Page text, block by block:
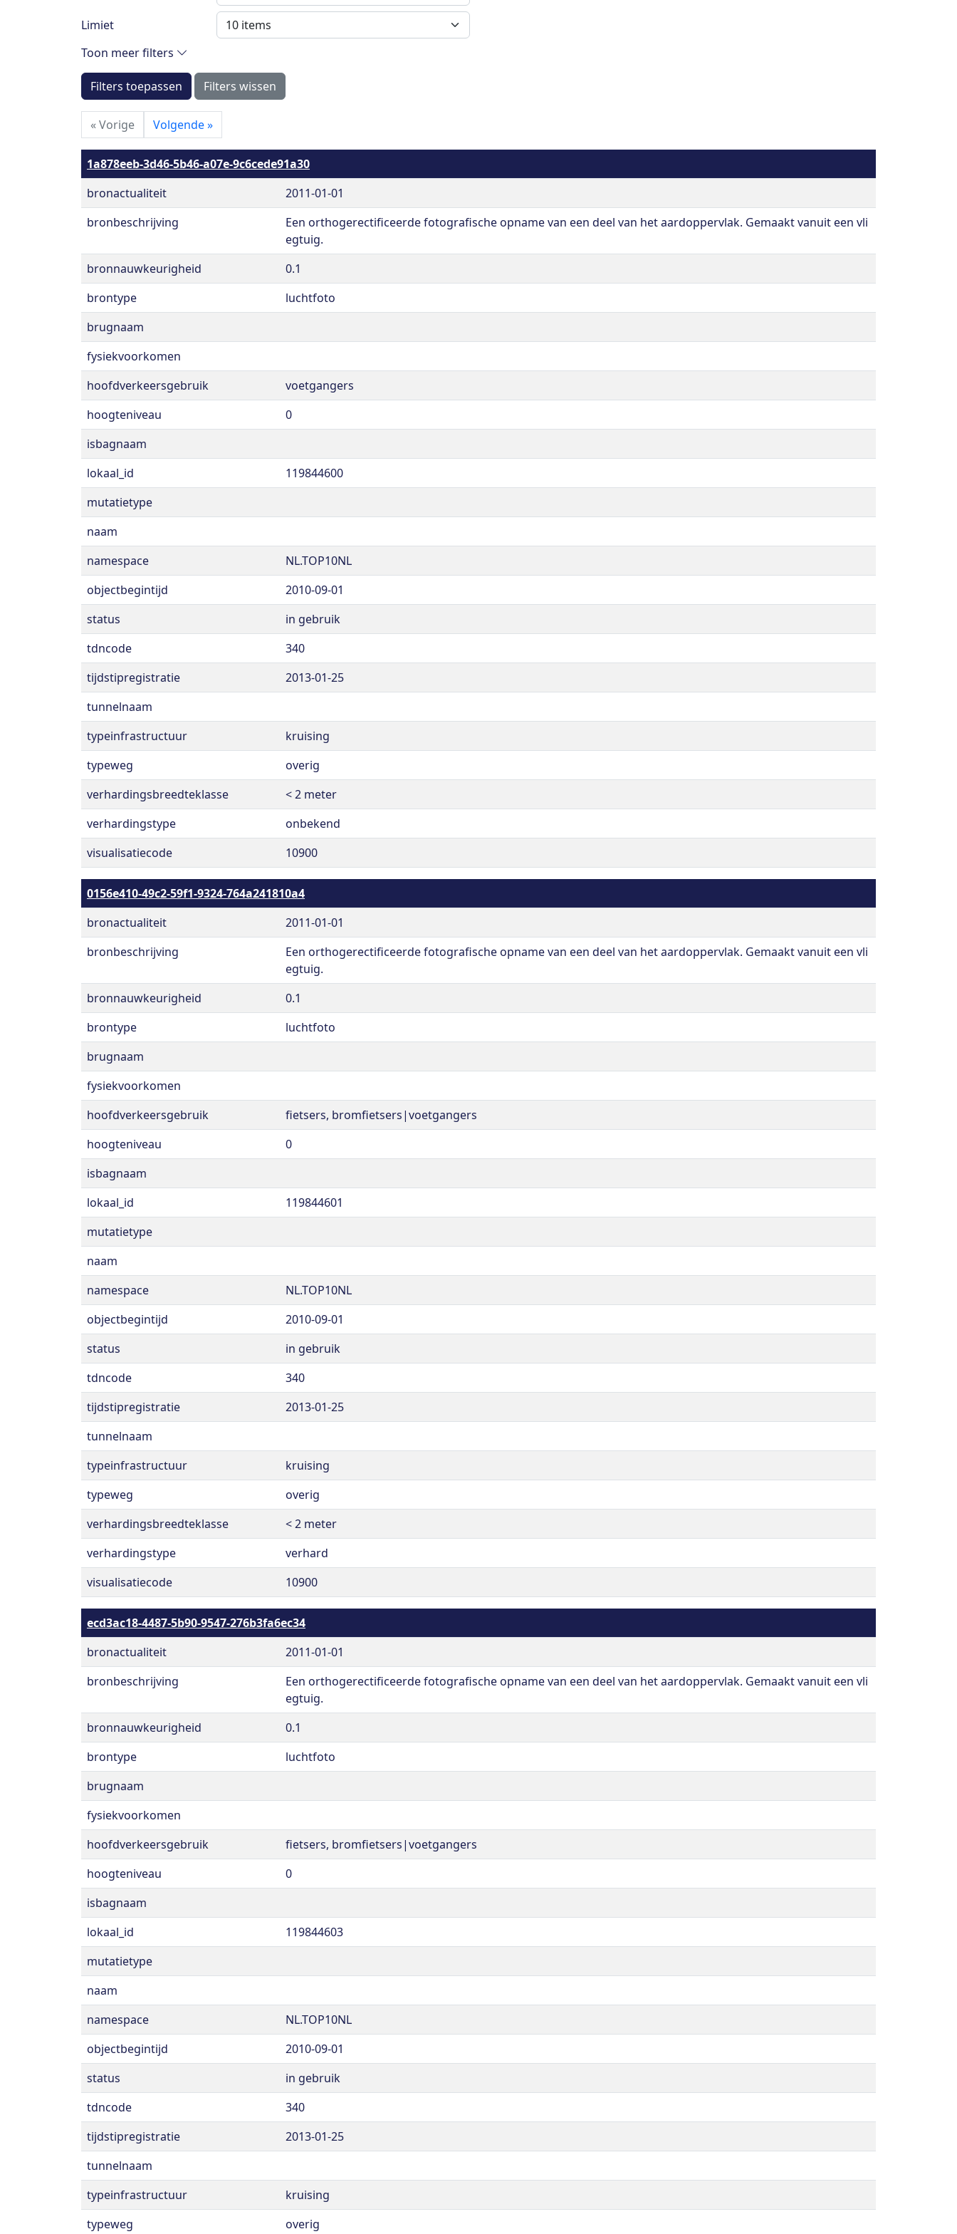
Limiet
Toon meer filters
Filters toepassen Filters wissen
«Vorige Volgende»
1a878eeb-3d46-5b46-a07e-9c6cede91a30
bronactualiteit
2011-01-01
bronbeschrijving
Een orthogerectificeerde fotografische opname van een deel van het aardoppervlak. Gemaakt vanuit een vli
egtuig.
bronnauwkeurigheid
0.1
brontype
luchtfoto
brugnaam
fysiekvoorkomen
hoofdverkeersgebruik
voetgangers
hoogteniveau
0
isbagnaam
lokaal_id
119844600
mutatietype
naam
namespace
NL.TOP10NL
objectbegintijd
2010-09-01
status
in gebruik
tdncode
340
tijdstipregistratie
2013-01-25
tunnelnaam
typeinfrastructuur
kruising
typeweg
overig
verhardingsbreedteklasse
< 2 meter
verhardingstype
onbekend
visualisatiecode
10900
0156e410-49c2-59f1-9324-764a241810a4
bronactualiteit
2011-01-01
bronbeschrijving
Een orthogerectificeerde fotografische opname van een deel van het aardoppervlak. Gemaakt vanuit een vli
egtuig.
bronnauwkeurigheid
0.1
brontype
luchtfoto
brugnaam
fysiekvoorkomen
hoofdverkeersgebruik
fietsers, bromfietsers|voetgangers
hoogteniveau
0
isbagnaam
lokaal_id
119844601
mutatietype
naam
namespace
NL.TOP10NL
objectbegintijd
2010-09-01
status
in gebruik
tdncode
340
tijdstipregistratie
2013-01-25
tunnelnaam
typeinfrastructuur
kruising
typeweg
overig
verhardingsbreedteklasse
< 2 meter
verhardingstype
verhard
visualisatiecode
10900
ecd3ac18-4487-5b90-9547-276b3fa6ec34
bronactualiteit
2011-01-01
bronbeschrijving
Een orthogerectificeerde fotografische opname van een deel van het aardoppervlak. Gemaakt vanuit een vli
egtuig.
bronnauwkeurigheid
0.1
brontype
luchtfoto
brugnaam
fysiekvoorkomen
hoofdverkeersgebruik
fietsers, bromfietsers|voetgangers
hoogteniveau
0
isbagnaam
lokaal_id
119844603
mutatietype
naam
namespace
NL.TOP10NL
objectbegintijd
2010-09-01
status
in gebruik
tdncode
340
tijdstipregistratie
2013-01-25
tunnelnaam
typeinfrastructuur
kruising
typeweg
overig